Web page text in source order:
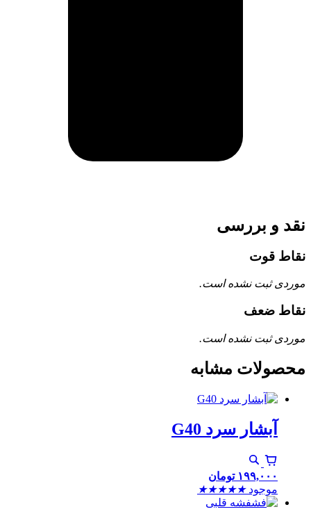
نقد و بررسی
نقاط قوت
موردی ثبت نشده است.
نقاط ضعف
موردی ثبت نشده است.
محصولات مشابه
آبشار سرد G40
۱۹۹,۰۰۰ تومان
موجود ★
★
★
★
★